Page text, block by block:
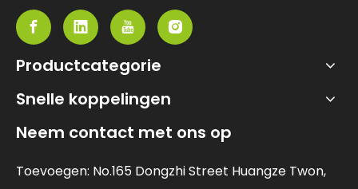
Productcategorie
Snelle koppelingen
Neem contact met ons op
Toevoegen: No.165 Dongzhi Street Huangze Twon,